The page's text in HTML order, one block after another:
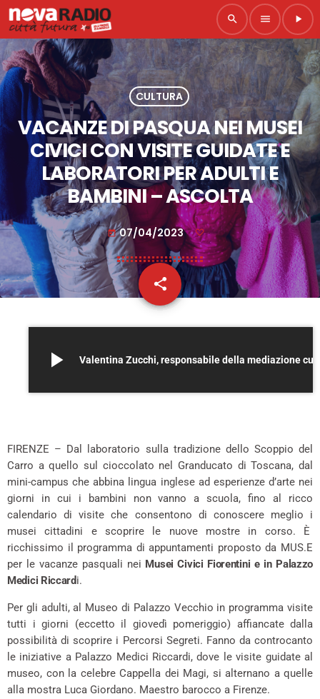
search menu play_arrow
CULTURA
VACANZE DI PASQUA NEI MUSEI
CIVICI CON VISITE GUIDATE E
LABORATORI PER ADULTI E
BAMBINI – ASCOLTA
today 07/04/2023
share
email
play_arrow
FIRENZE – Dal laboratorio sulla tradizione dello Scoppio del
Carro a quello sul cioccolato nel Granducato di Toscana, dal
mini-campus che abbina lingua inglese ad esperienze d’arte nei
giorni in cui i bambini non vanno a scuola, fino al ricco
calendario di visite che consentono di conoscere meglio i
musei cittadini e scoprire le nuove mostre in corso. È
ricchissimo il programma di appuntamenti proposto da MUS.E
per le vacanze pasquali nei Musei Civici Fiorentini e in Palazzo
Medici Riccardi.
Per gli adulti, al Museo di Palazzo Vecchio in programma visite
tutti i giorni (eccetto il giovedì pomeriggio) affiancate dalla
possibilità di scoprire i Percorsi Segreti. Fanno da controcanto
le iniziative a Palazzo Medici Riccardi, dove le visite guidate al
museo, con la celebre Cappella dei Magi, si alternano a quelle
alla mostra Luca Giordano. Maestro barocco a Firenze.